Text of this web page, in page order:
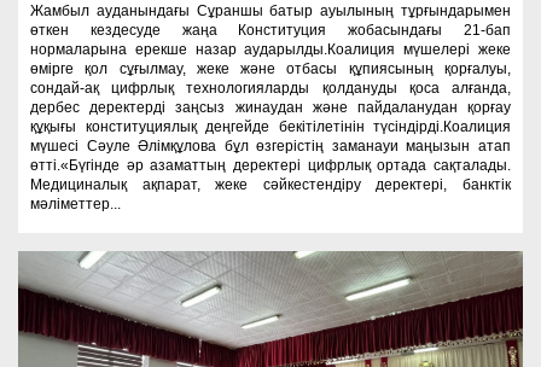
Жамбыл ауданындағы Сұраншы батыр ауылының тұрғындарымен
өткен кездесуде жаңа Конституция жобасындағы 21-бап
нормаларына ерекше назар аударылды.Коалиция мүшелері жеке
өмірге қол сұғылмау, жеке және отбасы құпиясының қорғалуы,
сондай-ақ цифрлық технологияларды қолдануды қоса алғанда,
дербес деректерді заңсыз жинаудан және пайдаланудан қорғау
құқығы конституциялық деңгейде бекітілетінін түсіндірді.Коалиция
мүшесі Сәуле Әлімқұлова бұл өзгерістің заманауи маңызын атап
өтті.«Бүгінде әр азаматтың деректері цифрлық ортада сақталады.
Медициналық ақпарат, жеке сәйкестендіру деректері, банктік
мәліметтер...